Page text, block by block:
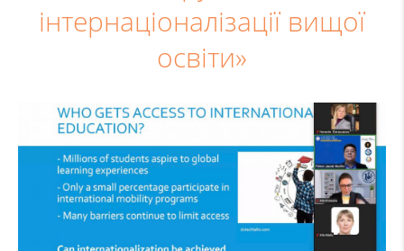
інтернаціоналізації вищої
освіти»